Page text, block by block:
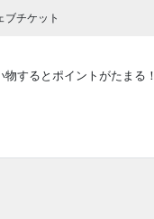
ブチケット
物するとポイントがたまる！